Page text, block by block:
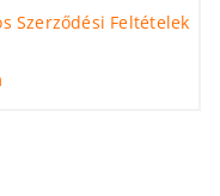
Szerződési Feltételek